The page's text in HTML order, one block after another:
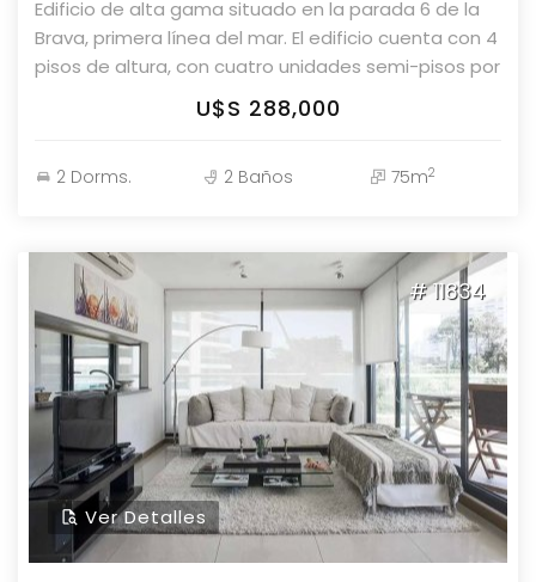
Edificio de alta gama situado en la parada 6 de la
Brava, primera línea del mar. El edificio cuenta con 4
pisos de altura, con cuatro unidades semi-pisos por
planta, y exclusivos apartamentos de 2 y 3
dormitorios, con finas y elegantes terminaciones.
El espacioso living-comedor se integra al balcón
- 2 dormitorios - 2 baños completos - Cocina
totalmente equipada - Living-comedor espacioso
integrado al balcón terraza con vista panorámica -
Parrillero propio - Cochera individual en subsuelo -
Cómoda terraza con excelente vista a la Brava
Consulte con nuestros asesores en Parolin &
Asociados Propiedades
U$S 288,000
2 Dorms. 2 Baños 75m2
# 11834
Ver Detalles